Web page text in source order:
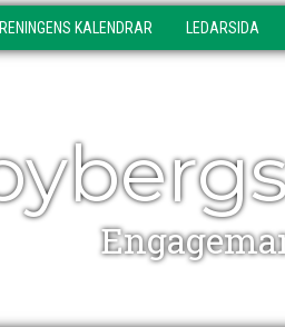
KALENDRAR LEDARSIDA